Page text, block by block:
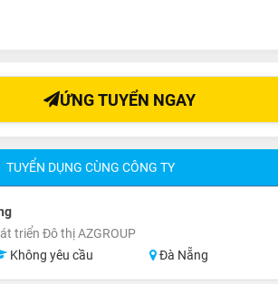
ỨNG TUYỂN NGAY
TUYỂN DỤNG CÙNG CÔNG TY
triển Đô thị AZGROUP
Không yêu cầu Đà Nẵng